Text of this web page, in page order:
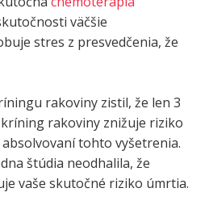
väčšie
stres z presvedčenia, že
rakoviny zistil, že len 3
rakoviny znižuje riziko
tohto vyšetrenia.
štúdia neodhalila, že
vaše skutočné riziko úmrtia.